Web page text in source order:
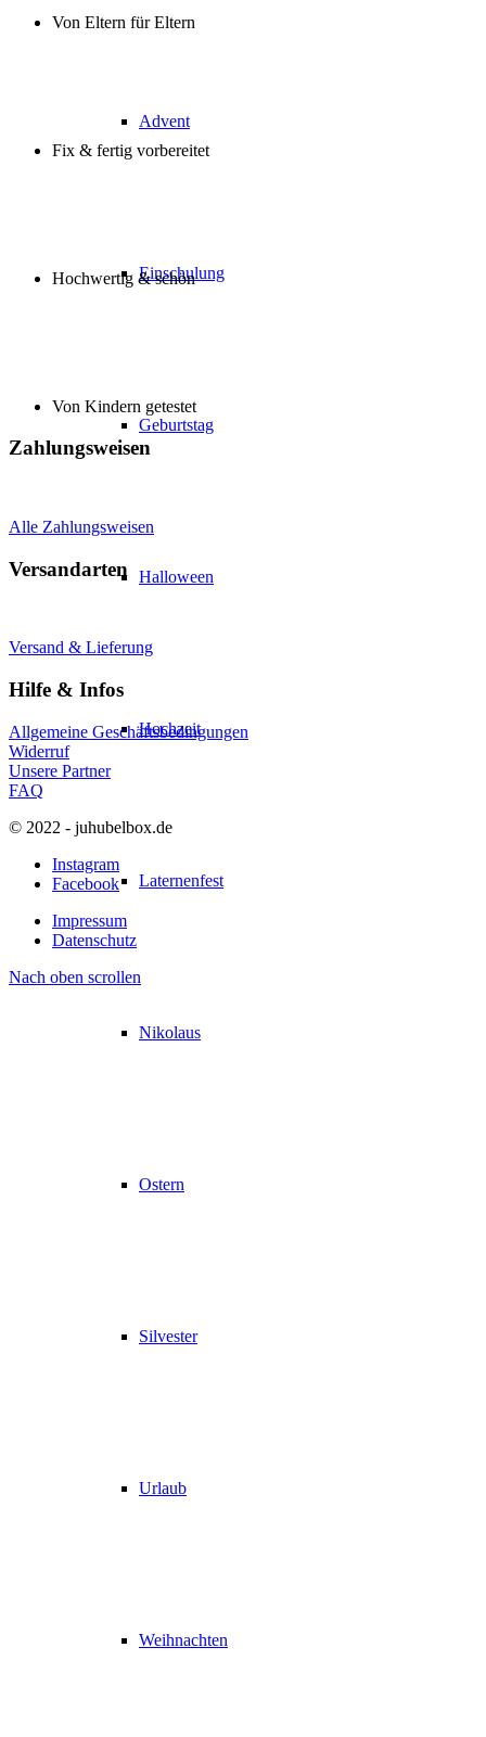
Advent
Einschulung
Geburtstag
Halloween
Hochzeit
Laternenfest
Nikolaus
Ostern
Silvester
Urlaub
Weihnachten
Von Eltern für Eltern
Fix & fertig vorbereitet
Hochwertig & schön
Von Kindern getestet
Zahlungsweisen
Alle Zahlungsweisen
Versandarten
Versand & Lieferung
Hilfe & Infos
Allgemeine Geschäftsbedingungen
Widerruf
Unsere Partner
FAQ
© 2022 - juhubelbox.de
Instagram
Facebook
Impressum
Datenschutz
Nach oben scrollen